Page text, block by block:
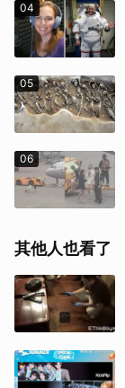
04
05
06
其他人也看了